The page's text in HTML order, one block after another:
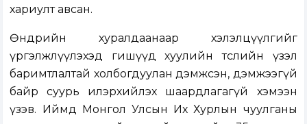
хариулт авсан.
Өнөөдрийн хуралдаанаар хэлэлцүүлгийг
үргэлжлүүлэхэд гишүүд хуулийн төслийн үзэл
баримтлалтай холбогдуулан дэмжсэн, дэмжээгүй
байр суурь илэрхийлэх шаардлагагүй хэмээн
үзэв. Иймд Монгол Улсын Их Хурлын чуулганы